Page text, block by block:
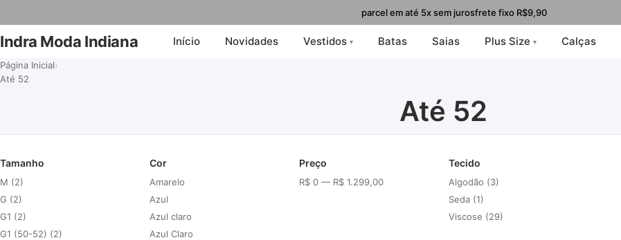
parcel em até 5x sem jurosfrete fixo R$9,90
Indra Moda Indiana Início Novidades Vestidos Batas Saias Plus Size Calças
Página Inicial›
Até 52
Até 52
Tamanho
M (2)
G (2)
G1 (2)
G1 (50-52) (2)
Cor
Amarelo
Azul
Azul claro
Azul Claro
Preço
R$ 0 — R$ 1.299,00
Tecido
Algodão (3)
Seda (1)
Viscose (29)